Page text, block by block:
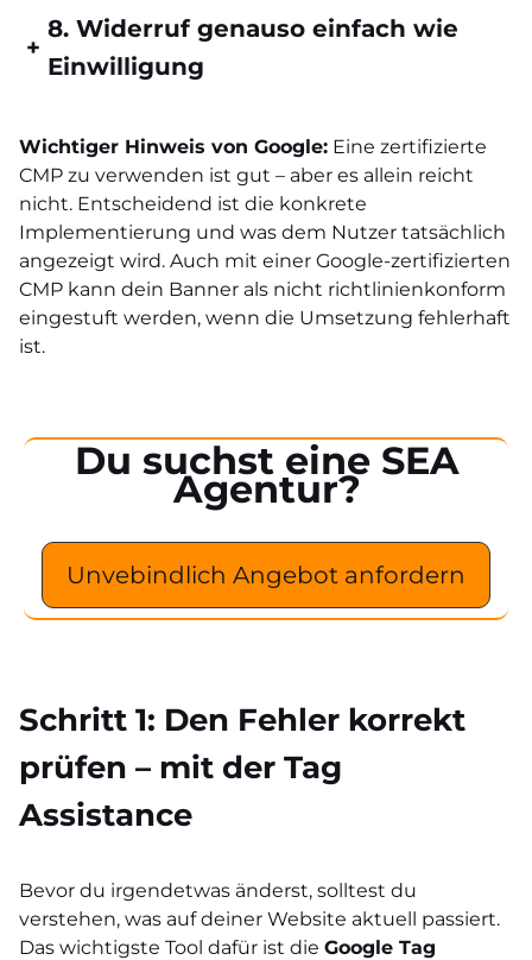
+
8. Widerruf genauso einfach wie
Einwilligung
Wichtiger Hinweis von Google: Eine zertifizierte
CMP zu verwenden ist gut – aber es allein reicht
nicht. Entscheidend ist die konkrete
Implementierung und was dem Nutzer tatsächlich
angezeigt wird. Auch mit einer Google-zertifizierten
CMP kann dein Banner als nicht richtlinienkonform
eingestuft werden, wenn die Umsetzung fehlerhaft
ist.
Du suchst eine SEA
Agentur?
Unvebindlich Angebot anfordern
Schritt 1: Den Fehler korrekt
prüfen – mit der Tag
Assistance
Bevor du irgendetwas änderst, solltest du
verstehen, was auf deiner Website aktuell passiert.
Das wichtigste Tool dafür ist die Google Tag